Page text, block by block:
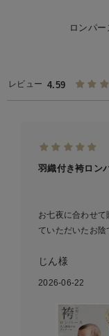
ロンパ
レビュー 4.59
羽織付き袴ロン
お七夜に合わせ
ていただいたお陰
じん様
2026-06-22